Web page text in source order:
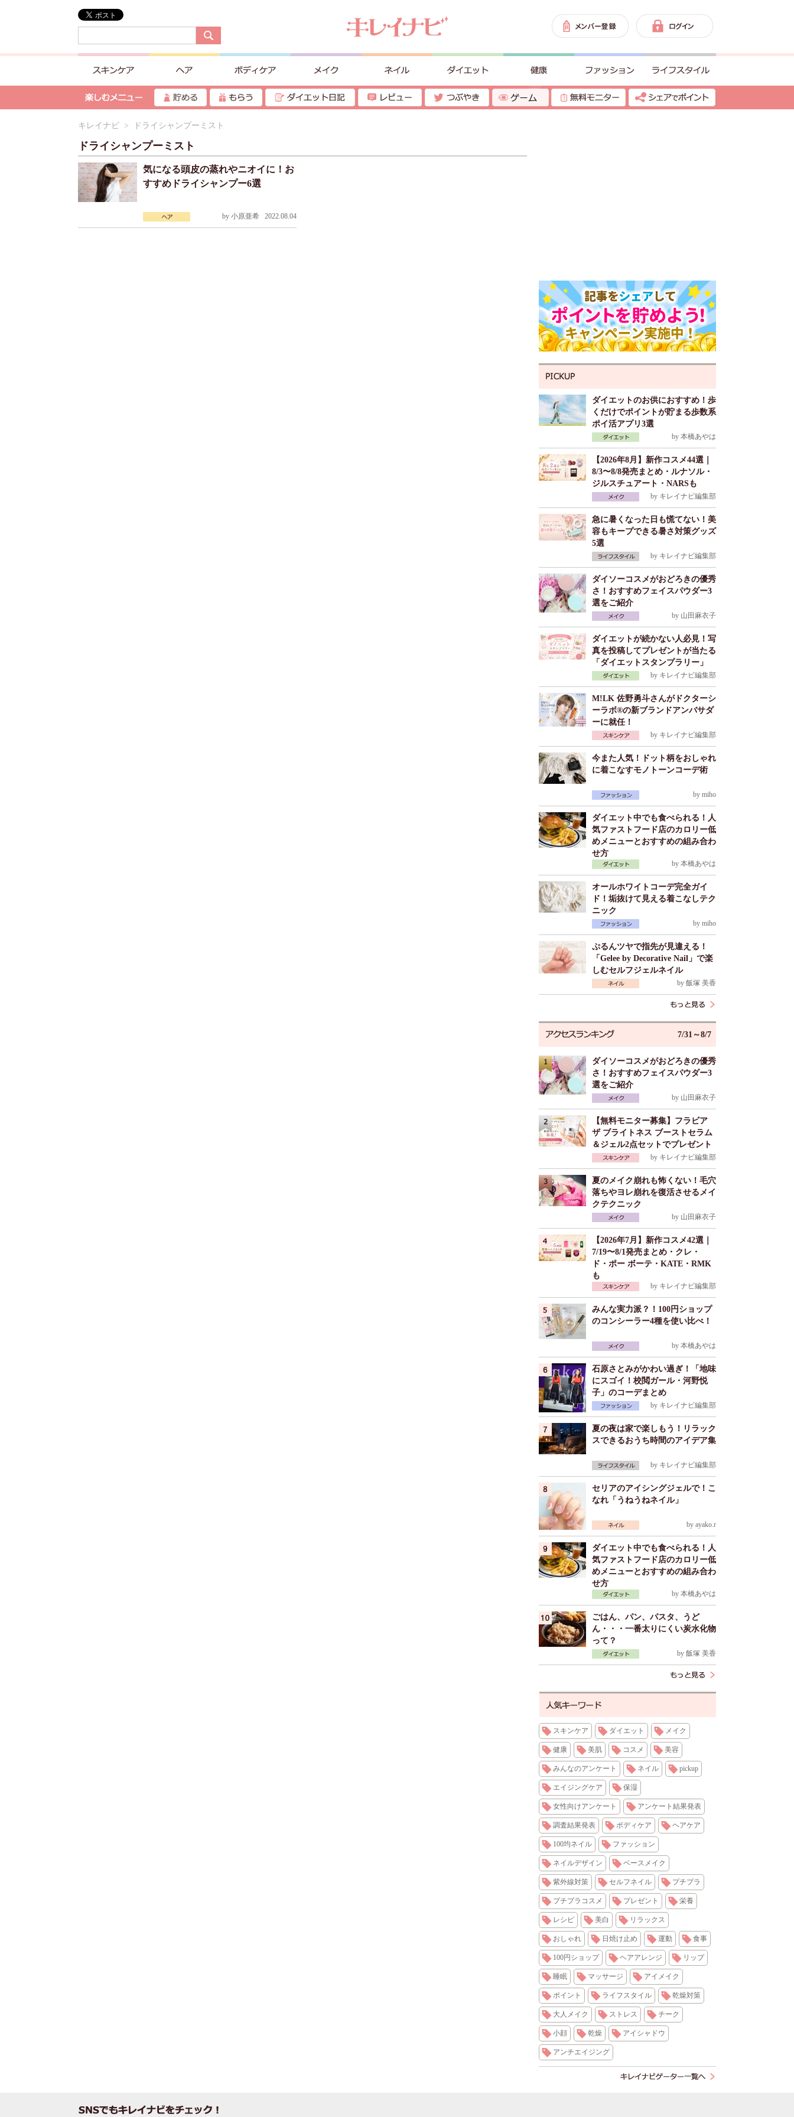
キレイナビ > ドライシャンプーミスト
ドライシャンプーミスト
気になる頭皮の蒸れやニオイに！お
すすめドライシャンプー6選
by 小原亜希 2022.08.04
ダイエットのお供におすすめ！歩
くだけでポイントが貯まる歩数系
ポイ活アプリ3選
by 本橋あやは
【2026年8月】新作コスメ44選｜
8/3〜8/8発売まとめ・ルナソル・
ジルスチュアート・NARSも
by キレイナビ編集部
急に暑くなった日も慌てない！美
容もキープできる暑さ対策グッズ
5選
by キレイナビ編集部
ダイソーコスメがおどろきの優秀
さ！おすすめフェイスパウダー3
選をご紹介
by 山田麻衣子
ダイエットが続かない人必見！写
真を投稿してプレゼントが当たる
「ダイエットスタンプラリー」
by キレイナビ編集部
M!LK 佐野勇斗さんがドクターシ
ーラボ®の新ブランドアンバサダ
ーに就任！
by キレイナビ編集部
今また人気！ドット柄をおしゃれ
に着こなすモノトーンコーデ術
by miho
ダイエット中でも食べられる！人
気ファストフード店のカロリー低
めメニューとおすすめの組み合わ
せ方
by 本橋あやは
オールホワイトコーデ完全ガイ
ド！垢抜けて見える着こなしテク
ニック
by miho
ぷるんツヤで指先が見違える！
「Gelee by Decorative Nail」で楽
しむセルフジェルネイル
by 飯塚 美香
7/31～8/7
ダイソーコスメがおどろきの優秀
さ！おすすめフェイスパウダー3
選をご紹介
by 山田麻衣子
【無料モニター募集】フラビア
ザ ブライトネス ブーストセラム
＆ジェル2点セットでプレゼント
by キレイナビ編集部
夏のメイク崩れも怖くない！毛穴
落ちやヨレ崩れを復活させるメイ
クテクニック
by 山田麻衣子
【2026年7月】新作コスメ42選｜
7/19〜8/1発売まとめ・クレ・
ド・ポー ボーテ・KATE・RMK
も
by キレイナビ編集部
みんな実力派？！100円ショップ
のコンシーラー4種を使い比べ！
by 本橋あやは
石原さとみがかわい過ぎ！「地味
にスゴイ！校閲ガール・河野悦
子」のコーデまとめ
by キレイナビ編集部
夏の夜は家で楽しもう！リラック
スできるおうち時間のアイデア集
by キレイナビ編集部
セリアのアイシングジェルで！こ
なれ「うねうねネイル」
by ayako.r
ダイエット中でも食べられる！人
気ファストフード店のカロリー低
めメニューとおすすめの組み合わ
せ方
by 本橋あやは
ごはん、パン、パスタ、うど
ん・・・一番太りにくい炭水化物
って？
by 飯塚 美香
スキンケア ダイエット メイク
健康 美肌 コスメ 美容
みんなのアンケート ネイル pickup
エイジングケア 保湿
女性向けアンケート アンケート結果発表
調査結果発表 ボディケア ヘアケア
100均ネイル ファッション
ネイルデザイン ベースメイク
紫外線対策 セルフネイル プチプラ
プチプラコスメ プレゼント 栄養
レシピ 美白 リラックス
おしゃれ 日焼け止め 運動 食事
100円ショップ ヘアアレンジ リップ
睡眠 マッサージ アイメイク
ポイント ライフスタイル 乾燥対策
大人メイク ストレス チーク
小顔 乾燥 アイシャドウ
アンチエイジング